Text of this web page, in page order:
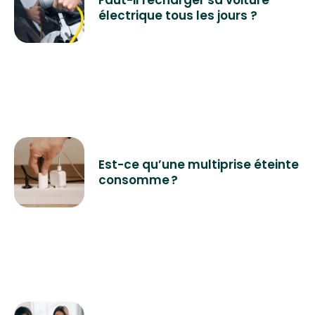
l’automne.
électrique tous les jours ?
Est-ce qu’une multiprise éteinte
consomme ?